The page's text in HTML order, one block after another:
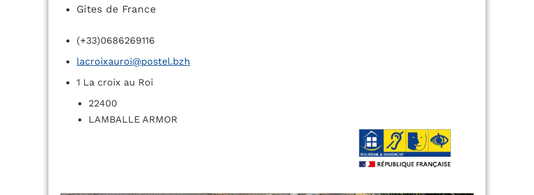
Gites de France
(+33)0686269116
lacroixauroi@postel.bzh
1 La croix au Roi
22400
LAMBALLE ARMOR